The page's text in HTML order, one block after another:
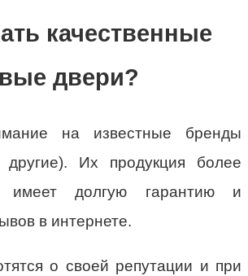
качественные
двери?
на известные бренды
Их продукция более
имеет долгую гарантию и
в интернете.
о своей репутации и при